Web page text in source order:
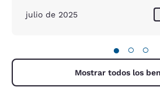
julio de 2025
● ○ ○
Mostrar todos los